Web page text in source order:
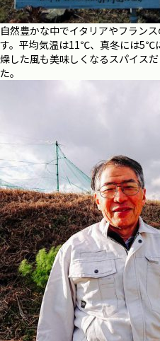
自然豊かな中でイタリアやフラン
す。平均気温は11℃、真冬には5℃
燥した風も美味しくなるスパイス
た。